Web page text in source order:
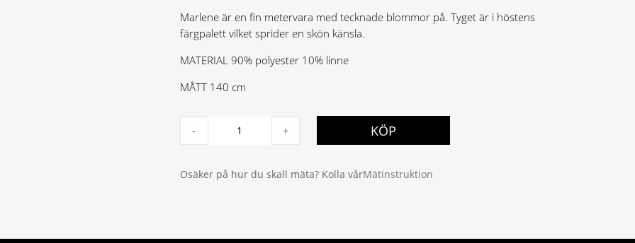
349 kr.244 kr.
Marlene är en fin metervara med tecknade blommor på. Tyget är i höstens
färgpalett vilket sprider en skön känsla.
MATERIAL 90% polyester 10% linne
MÅTT 140 cm
quantity
- + KÖP
Osäker på hur du skall mäta? Kolla vårMätinstruktion